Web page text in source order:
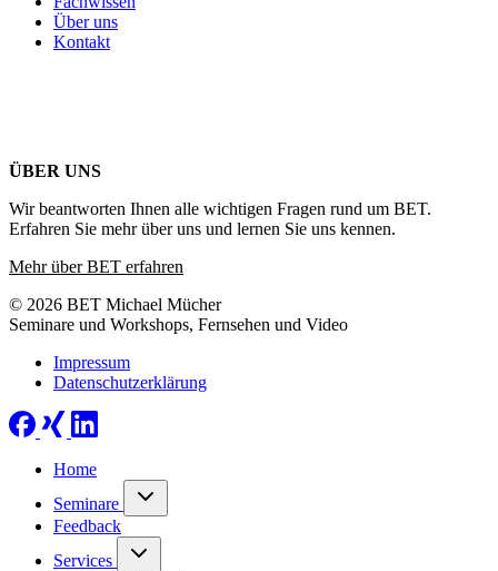
Über uns
Kontakt
ÜBER UNS
Wir beantworten Ihnen alle wichtigen Fragen rund um BET.
Erfahren Sie mehr über uns und lernen Sie uns kennen.
Mehr über BET erfahren
© 2026 BET Michael Mücher
Seminare und Workshops, Fernsehen und Video
Impressum
Datenschutzerklärung
Home
Seminare
Feedback
Services